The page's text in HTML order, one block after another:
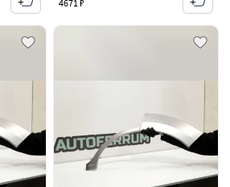
4671 ₽